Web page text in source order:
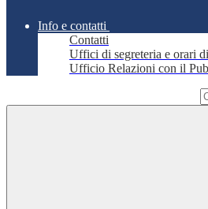
Info e contatti
Contatti
Uffici di segreteria e orari
Ufficio Relazioni con il